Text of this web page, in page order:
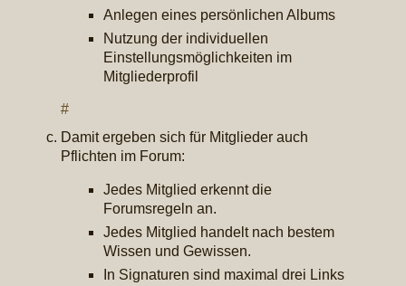
Anlegen eines persönlichen Albums
Nutzung der individuellen
Einstellungsmöglichkeiten im
Mitgliederprofil
#
Damit ergeben sich für Mitglieder auch
Pflichten im Forum:
Jedes Mitglied erkennt die
Forumsregeln an.
Jedes Mitglied handelt nach bestem
Wissen und Gewissen.
In Signaturen sind maximal drei Links